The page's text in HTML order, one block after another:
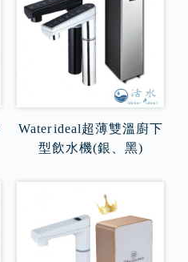
Water ideal超薄雙溫廚下
型飲水機(銀、黑)